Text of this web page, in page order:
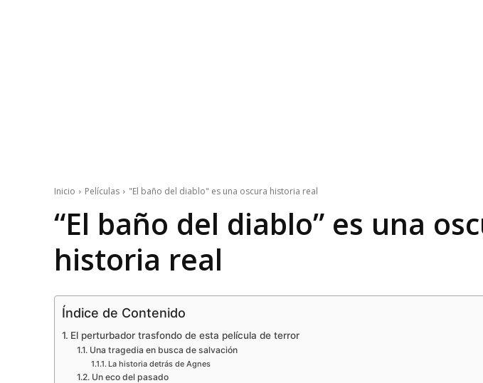
Inicio Películas "El baño del diablo" es una oscura historia real
“El baño del diablo” es una
historia real
Índice de Contenido
El perturbador trasfondo de esta película de terror
Una tragedia en busca de salvación
La historia detrás de Agnes
Un eco del pasado